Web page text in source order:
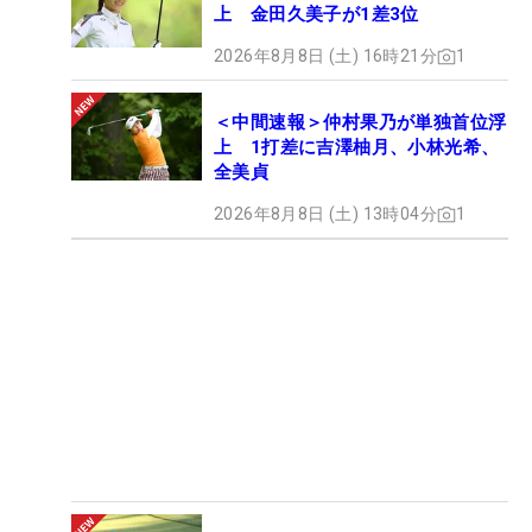
上 金田久美子が1差3位
2026年8月8日 (土) 16時21分 1
＜中間速報＞仲村果乃が単独首位浮
上 1打差に吉澤柚月、小林光希、
全美貞
2026年8月8日 (土) 13時04分 1